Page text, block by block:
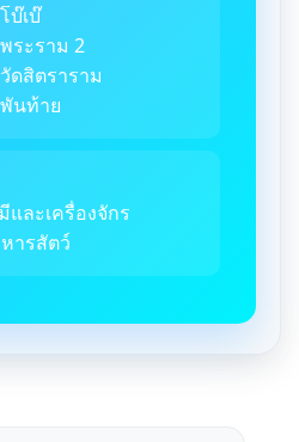
บ๊เบ๊
ระราม 2
ดสิตราราม
นท้าย
และเครื่องจักร
ารสัตว์